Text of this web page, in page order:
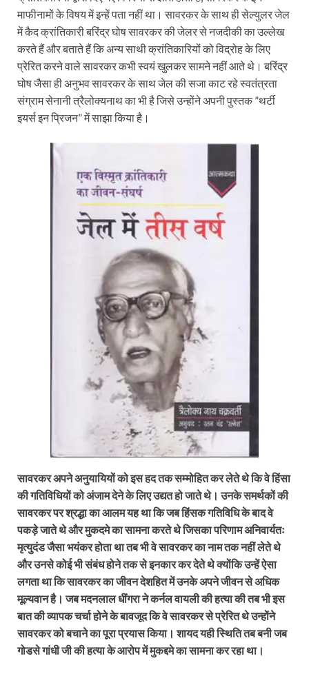
माफीनामों के विषय में इन्हें पता नहीं था। सावरकर के साथ ही सेल्युलर जेल
में कैद क्रांतिकारी बरिंद्र घोष सावरकर की जेलर से नजदीकी का उल्लेख
करते हैं और बताते हैं कि अन्य साथी क्रांतिकारियों को विद्रोह के लिए
प्रेरित करने वाले सावरकर कभी स्वयं खुलकर सामने नहीं आते थे। बरिंद्र
घोष जैसा ही अनुभव सावरकर के साथ जेल की सजा काट रहे स्वतंत्रता
संग्राम सेनानी त्रैलोक्यनाथ का भी है जिसे उन्होंने अपनी पुस्तक ”थर्टी
इयर्स इन प्रिजन” में साझा किया है।
सावरकर अपने अनुयायियों को इस हद तक सम्मोहित कर लेते थे कि वे हिंसा
की गतिविधियों को अंजाम देने के लिए उद्यत हो जाते थे। उनके समर्थकों की
सावरकर पर श्रद्धा का आलम यह था कि जब हिंसक गतिविधि के बाद वे
पकड़े जाते थे और मुकदमे का सामना करते थे जिसका परिणाम अनिवार्यतः
मृत्युदंड जैसा भयंकर होता था तब भी वे सावरकर का नाम तक नहीं लेते थे
और उनसे कोई भी संबंध होने तक से इनकार कर देते थे क्योंकि उन्हें ऐसा
लगता था कि सावरकर का जीवन देशहित में उनके अपने जीवन से अधिक
मूल्यवान है। जब मदनलाल धींगरा ने कर्नल वायली की हत्या की तब भी इस
बात की व्यापक चर्चा होने के बावजूद कि वे सावरकर से प्रेरित थे उन्होंने
सावरकर को बचाने का पूरा प्रयास किया। शायद यही स्थिति तब बनी जब
गोडसे गांधी जी की हत्या के आरोप में मुकद्दमे का सामना कर रहा था।